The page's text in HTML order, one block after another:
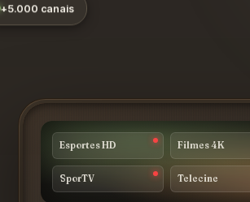
Esportes HD Filmes 4K
SporTV Telecine
+5.000 canais